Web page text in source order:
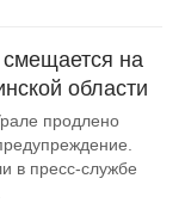
на
области
продлено
в пресс-службе